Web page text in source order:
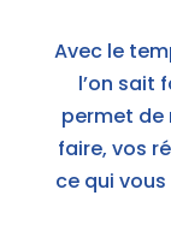
Avec le
l’on sait
permet de
faire, vos
ce qui